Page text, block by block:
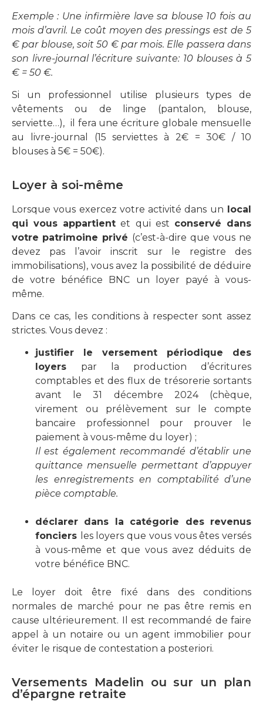
Exemple : Une infirmière lave sa blouse 10 fois au
mois d’avril. Le coût moyen des pressings est de 5
€ par blouse, soit 50 € par mois. Elle passera dans
son livre-journal l’écriture suivante: 10 blouses à 5
€ = 50 €.
Si un professionnel utilise plusieurs types de
vêtements ou de linge (pantalon, blouse,
serviette…), il fera une écriture globale mensuelle
au livre-journal (15 serviettes à 2€ = 30€ / 10
blouses à 5€ = 50€).
Loyer à soi-même
Lorsque vous exercez votre activité dans un local
qui vous appartient et qui est conservé dans
votre patrimoine privé (c’est-à-dire que vous ne
devez pas l’avoir inscrit sur le registre des
immobilisations), vous avez la possibilité de déduire
de votre bénéfice BNC un loyer payé à vous-
même.
Dans ce cas, les conditions à respecter sont assez
strictes. Vous devez :
justifier le versement périodique des
loyers par la production d’écritures
comptables et des flux de trésorerie sortants
avant le 31 décembre 2024 (chèque,
virement ou prélèvement sur le compte
bancaire professionnel pour prouver le
paiement à vous-même du loyer) ;
Il est également recommandé d’établir une
quittance mensuelle permettant d’appuyer
les enregistrements en comptabilité d’une
pièce comptable.
déclarer dans la catégorie des revenus
fonciers les loyers que vous vous êtes versés
à vous-même et que vous avez déduits de
votre bénéfice BNC.
Le loyer doit être fixé dans des conditions
normales de marché pour ne pas être remis en
cause ultérieurement. Il est recommandé de faire
appel à un notaire ou un agent immobilier pour
éviter le risque de contestation a posteriori.
Versements Madelin ou sur un plan
d’épargne retraite